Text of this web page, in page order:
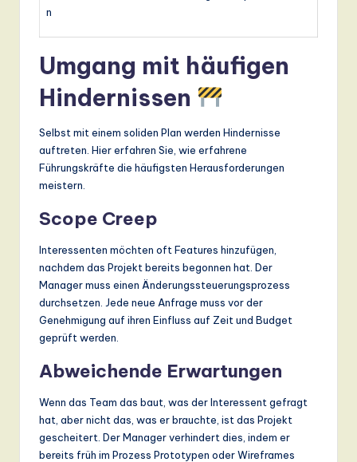
n
Umgang mit häufigen
Hindernissen
Selbst mit einem soliden Plan werden Hindernisse
auftreten. Hier erfahren Sie, wie erfahrene
Führungskräfte die häufigsten Herausforderungen
meistern.
Scope Creep
Interessenten möchten oft Features hinzufügen,
nachdem das Projekt bereits begonnen hat. Der
Manager muss einen Änderungssteuerungsprozess
durchsetzen. Jede neue Anfrage muss vor der
Genehmigung auf ihren Einfluss auf Zeit und Budget
geprüft werden.
Abweichende Erwartungen
Wenn das Team das baut, was der Interessent gefragt
hat, aber nicht das, was er brauchte, ist das Projekt
gescheitert. Der Manager verhindert dies, indem er
bereits früh im Prozess Prototypen oder Wireframes